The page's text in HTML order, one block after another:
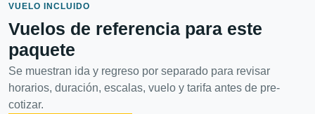
VUELO INCLUIDO
Vuelos de referencia para este
paquete
Se muestran ida y regreso por separado para revisar
horarios, duración, escalas, vuelo y tarifa antes de pre-
cotizar.